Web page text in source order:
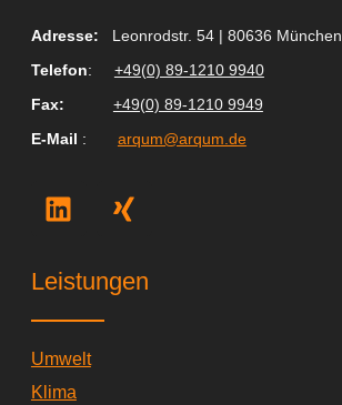
Adresse:
Leonrodstr. 54 | 80636 München
Telefon:
+49(0) 89-1210 9940
Fax:
+49(0) 89-1210 9949
E-Mail : arqum@arqum.de
L
i
k
d
i
n
X
i
g
Leistungen
Umwelt
Klima